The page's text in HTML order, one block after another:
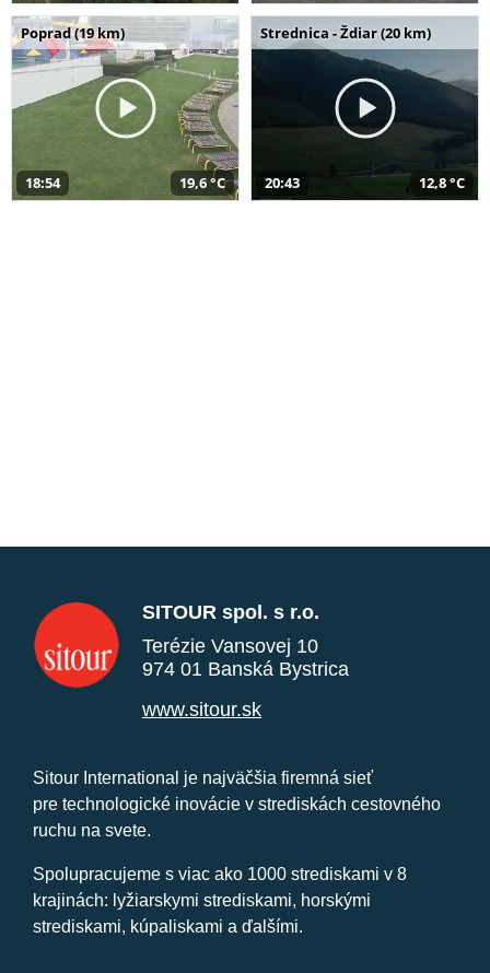
Poprad (19 km)
18:54 19,6 °C
Strednica - Ždiar (20 km)
20:43 12,8 °C
SITOUR spol. s r.o.
Terézie Vansovej 10
974 01 Banská Bystrica
www.sitour.sk
Sitour International je najväčšia firemná sieť
pre technologické inovácie v strediskách cestovného
ruchu na svete.
Spolupracujeme s viac ako 1000 strediskami v 8
krajinách: lyžiarskymi strediskami, horskými
strediskami, kúpaliskami a ďalšími.